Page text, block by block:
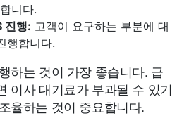
니다.
진행: 고객이 요구하는 부분에 대
행합니다.
하는 것이 가장 좋습니다. 급
이사 대기료가 부과될 수 있기
율하는 것이 중요합니다.